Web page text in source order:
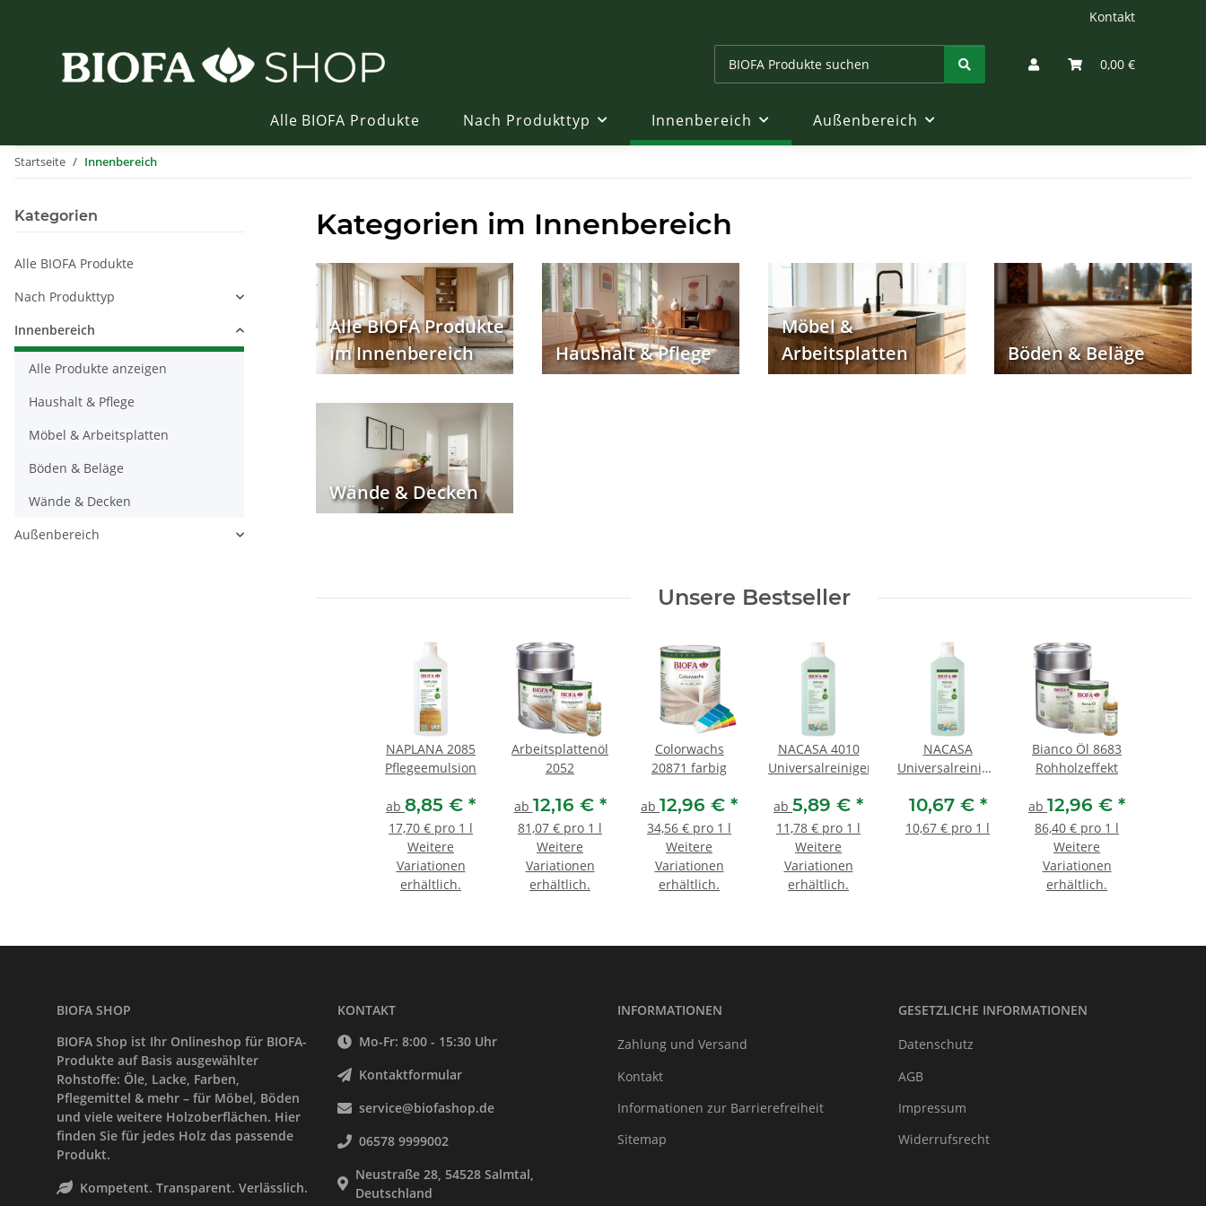
Kontakt
0,00 €
Alle BIOFA Produkte Nach Produkttyp Innenbereich Außenbereich
Startseite Innenbereich
Kategorien im Innenbereich
Alle BIOFA Produkte
im Innenbereich
Haushalt & Pflege
Möbel &
Arbeitsplatten
Böden & Beläge
Wände & Decken
Unsere Bestseller
NAPLANA 2085
Pflegeemulsion
ab 8,85 € *
17,70 € pro 1 l
Weitere
Variationen
erhältlich.
Arbeitsplattenöl
2052
ab 12,16 € *
81,07 € pro 1 l
Weitere
Variationen
erhältlich.
Colorwachs
20871 farbig
ab 12,96 € *
34,56 € pro 1 l
Weitere
Variationen
erhältlich.
NACASA 4010
Universalreiniger
ab 5,89 € *
11,78 € pro 1 l
Weitere
Variationen
erhältlich.
NACASA
Universalreiniger
10,67 € *
10,67 € pro 1 l
Bianco Öl 8683
Rohholzeffekt
ab 12,96 € *
86,40 € pro 1 l
Weitere
Variationen
erhältlich.
Kategorien
Alle BIOFA Produkte
Nach Produkttyp
Innenbereich
Alle Produkte anzeigen
Haushalt & Pflege
Möbel & Arbeitsplatten
Böden & Beläge
Wände & Decken
Außenbereich
BIOFA SHOP
BIOFA Shop ist Ihr Onlineshop für BIOFA-
Produkte auf Basis ausgewählter
Rohstoffe: Öle, Lacke, Farben,
Pflegemittel & mehr – für Möbel, Böden
und viele weitere Holzoberflächen. Hier
finden Sie für jedes Holz das passende
Produkt.
Kompetent. Transparent. Verlässlich.
KONTAKT
Mo-Fr: 8:00 - 15:30 Uhr
Kontaktformular
service@biofashop.de
06578 9999002
Neustraße 28, 54528 Salmtal,
Deutschland
INFORMATIONEN
Zahlung und Versand
Kontakt
Informationen zur Barrierefreiheit
Sitemap
GESETZLICHE INFORMATIONEN
Datenschutz
AGB
Impressum
Widerrufsrecht